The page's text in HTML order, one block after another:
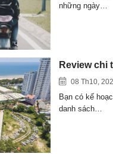
những ngày…
Review chi
08 Th10,
Bạn có kế
danh sách…